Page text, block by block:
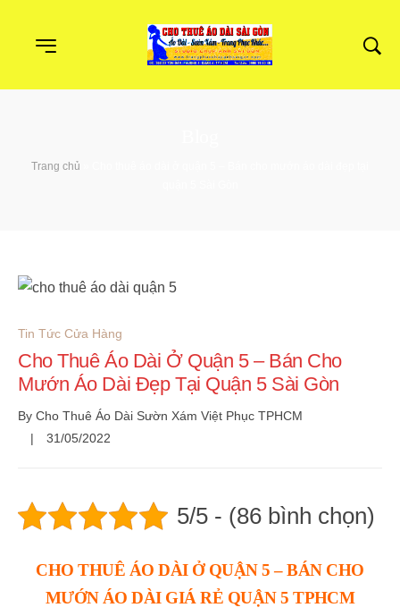
Trang chủ
Tin Tức Cửa Hàng
Cho Thuê Áo Dài Ở Quận 5 – Bán Cho
Mướn Áo Dài Đẹp Tại Quận 5 Sài Gòn
By Cho Thuê Áo Dài Sườn Xám Việt Phục TPHCM
31/05/2022
5/5 - (86 bình chọn)
CHO THUÊ ÁO DÀI Ở QUẬN 5 – BÁN CHO
MƯỚN ÁO DÀI GIÁ RẺ QUẬN 5 TPHCM